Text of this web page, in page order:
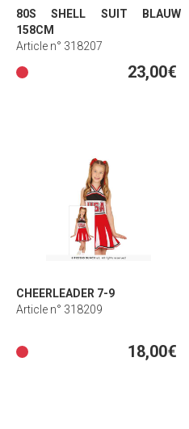
80S SHELL SUIT BLAUW
158CM
Article n° 318207
23,00€
CHEERLEADER 7-9
Article n° 318209
18,00€